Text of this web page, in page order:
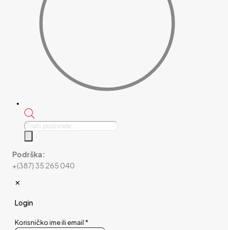
Products
Podrška:
+(387) 35 265 040
✕
Login
Korisničko ime ili email *